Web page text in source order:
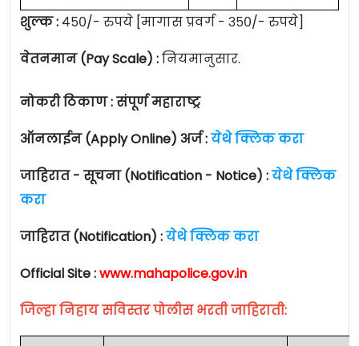
शुल्क : ४५०/- रुपये [मागास प्रवर्ग - ३५०/- रुपये]
वेतनमान (Pay Scale) :नियमानुसार.
नोकरी ठिकाण : संपूर्ण महाराष्ट्र
ऑनलाईन (Apply Online) अर्ज :येथे क्लिक करा
जाहिरात - सूचना (Notification - Notice) :येथे क्लिक
करा
जाहिरात (Notification) :येथे क्लिक करा
Official Site :www.mahapolice.gov.in
जिल्हा निहाय सविस्तर पोलीस भरती जाहिराती: